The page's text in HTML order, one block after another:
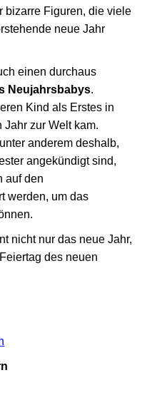
bizarre Figuren, die viele
neue Jahr
einen durchaus
Neujahrsbabys.
Kind als Erstes in
zur Welt kam.
anderem deshalb,
angekündigt sind,
auf den
werden, um das
nicht nur das neue Jahr,
des neuen